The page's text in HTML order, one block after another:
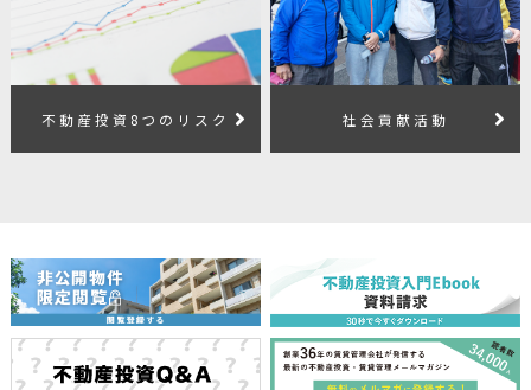
不動産投資8つのリスク 社会貢献活動